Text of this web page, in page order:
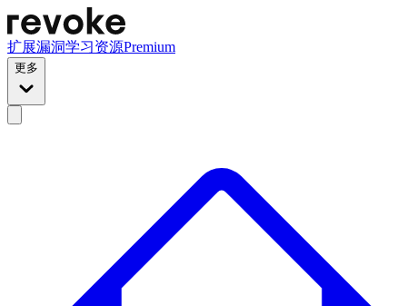
扩展漏洞学习资源Premium
更多